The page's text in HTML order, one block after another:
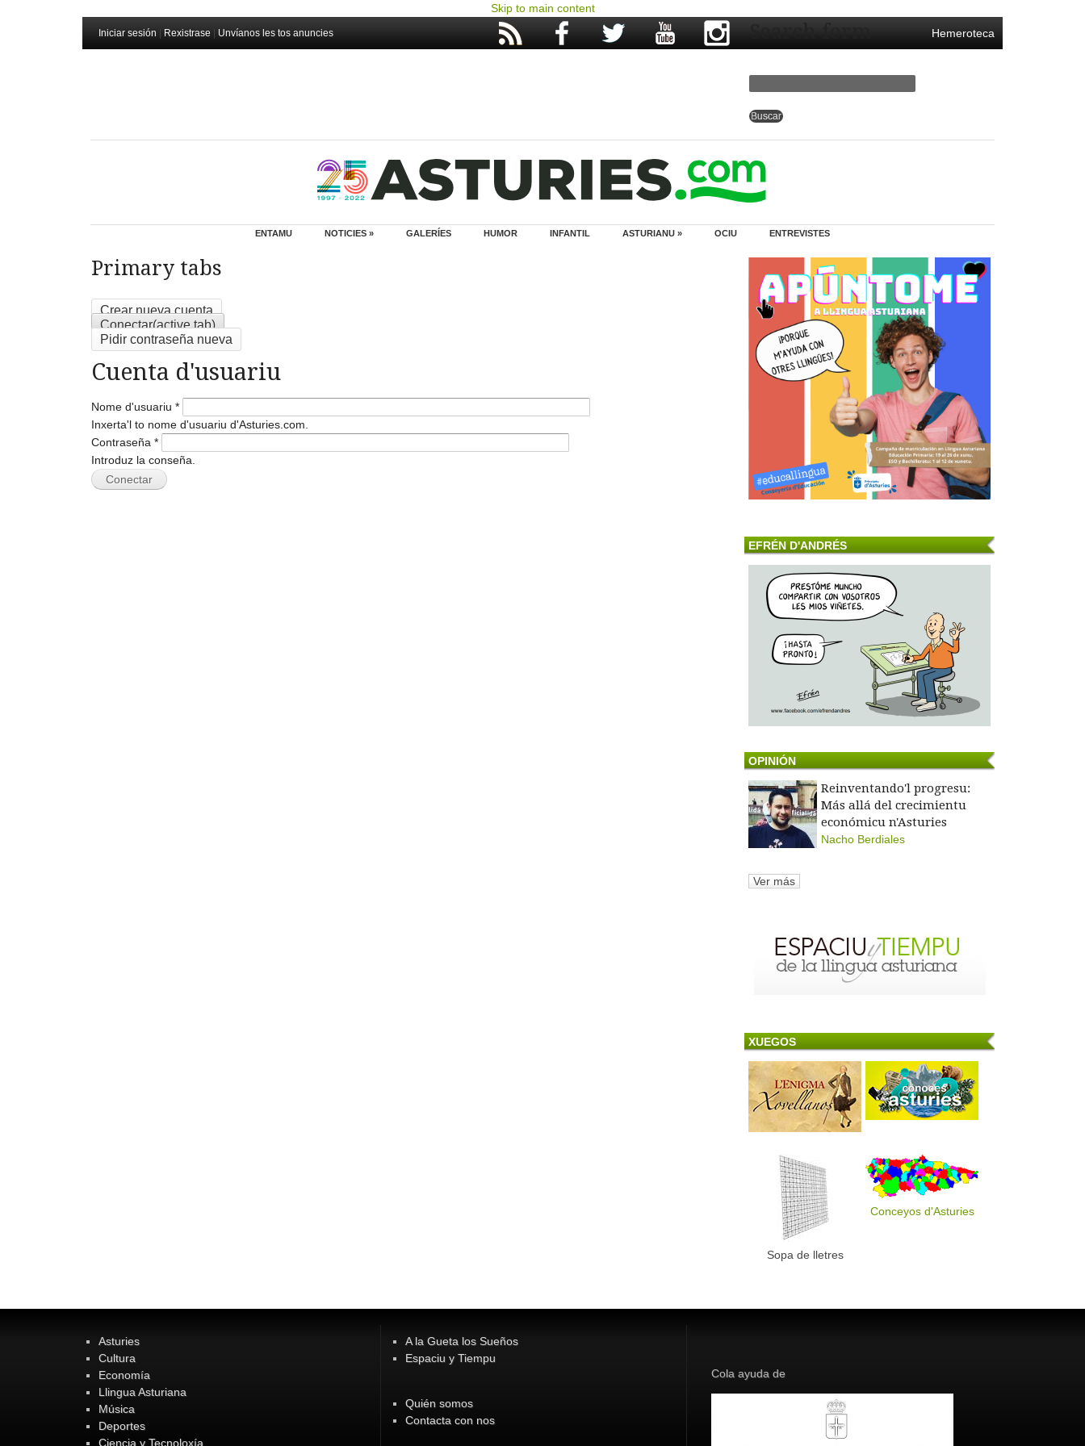
Skip to main content
Iniciar sesión Rexistrase Unvíanos les tos anuncies Hemeroteca
Search form
ENTAMU NOTICIES » GALERÍES HUMOR INFANTIL ASTURIANU » OCIU ENTREVISTES
Primary tabs
Crear nueva cuenta
Conectar(active tab)
Pidir contraseña nueva
Cuenta d'usuariu
Nome d'usuariu *
Inxerta'l to nome d'usuariu d'Asturies.com.
Contraseña *
Introduz la conseña.
EFRÉN D'ANDRÉS
OPINIÓN
Reinventando'l progresu:
Más allá del crecimientu
económicu n'Asturies
Nacho Berdiales
Ver más
XUEGOS
Sopa de lletres
Conceyos d'Asturies
Asturies
Cultura
Economía
Llingua Asturiana
Música
Deportes
Ciencia y Tecnoloxía
A la Gueta los Sueños
Espaciu y Tiempu
Quién somos
Contacta con nos
Cola ayuda de